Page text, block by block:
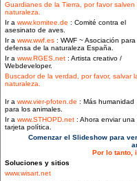
Guardianes de la Tierra, por favor salven
naturaleza.
Ir a www.komitee.de : Comité contra el
asesinato de aves.
Ir a www.wwf.es : WWF ~ Asociación para
defensa de la naturaleza España.
Ir a www.RGES.net : Artista creativo /
Webdeveloper.
Buscador de la verdad, por favor, salvar
naturaleza.
Ir a www.vier-pfoten.de : Más humanidad
para los animales.
Ir a www.STHOPD.net : Ahora enviar una
tarjeta política.
Comenzar el Slideshow para
Por lo tanto,
Soluciones y sitios
www.wisart.net